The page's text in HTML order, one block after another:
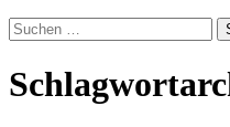
Suchen
nach: